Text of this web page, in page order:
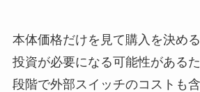
本体価格だけを見て購入を決め
投資が必要になる可能性がある
段階で外部スイッチのコストも